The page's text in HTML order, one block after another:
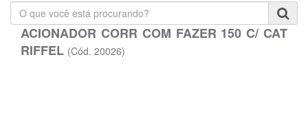
O
que
você
está
ACIONADOR CORR COM FAZER 150 C/ CAT
RIFFEL (Cód. 20026)